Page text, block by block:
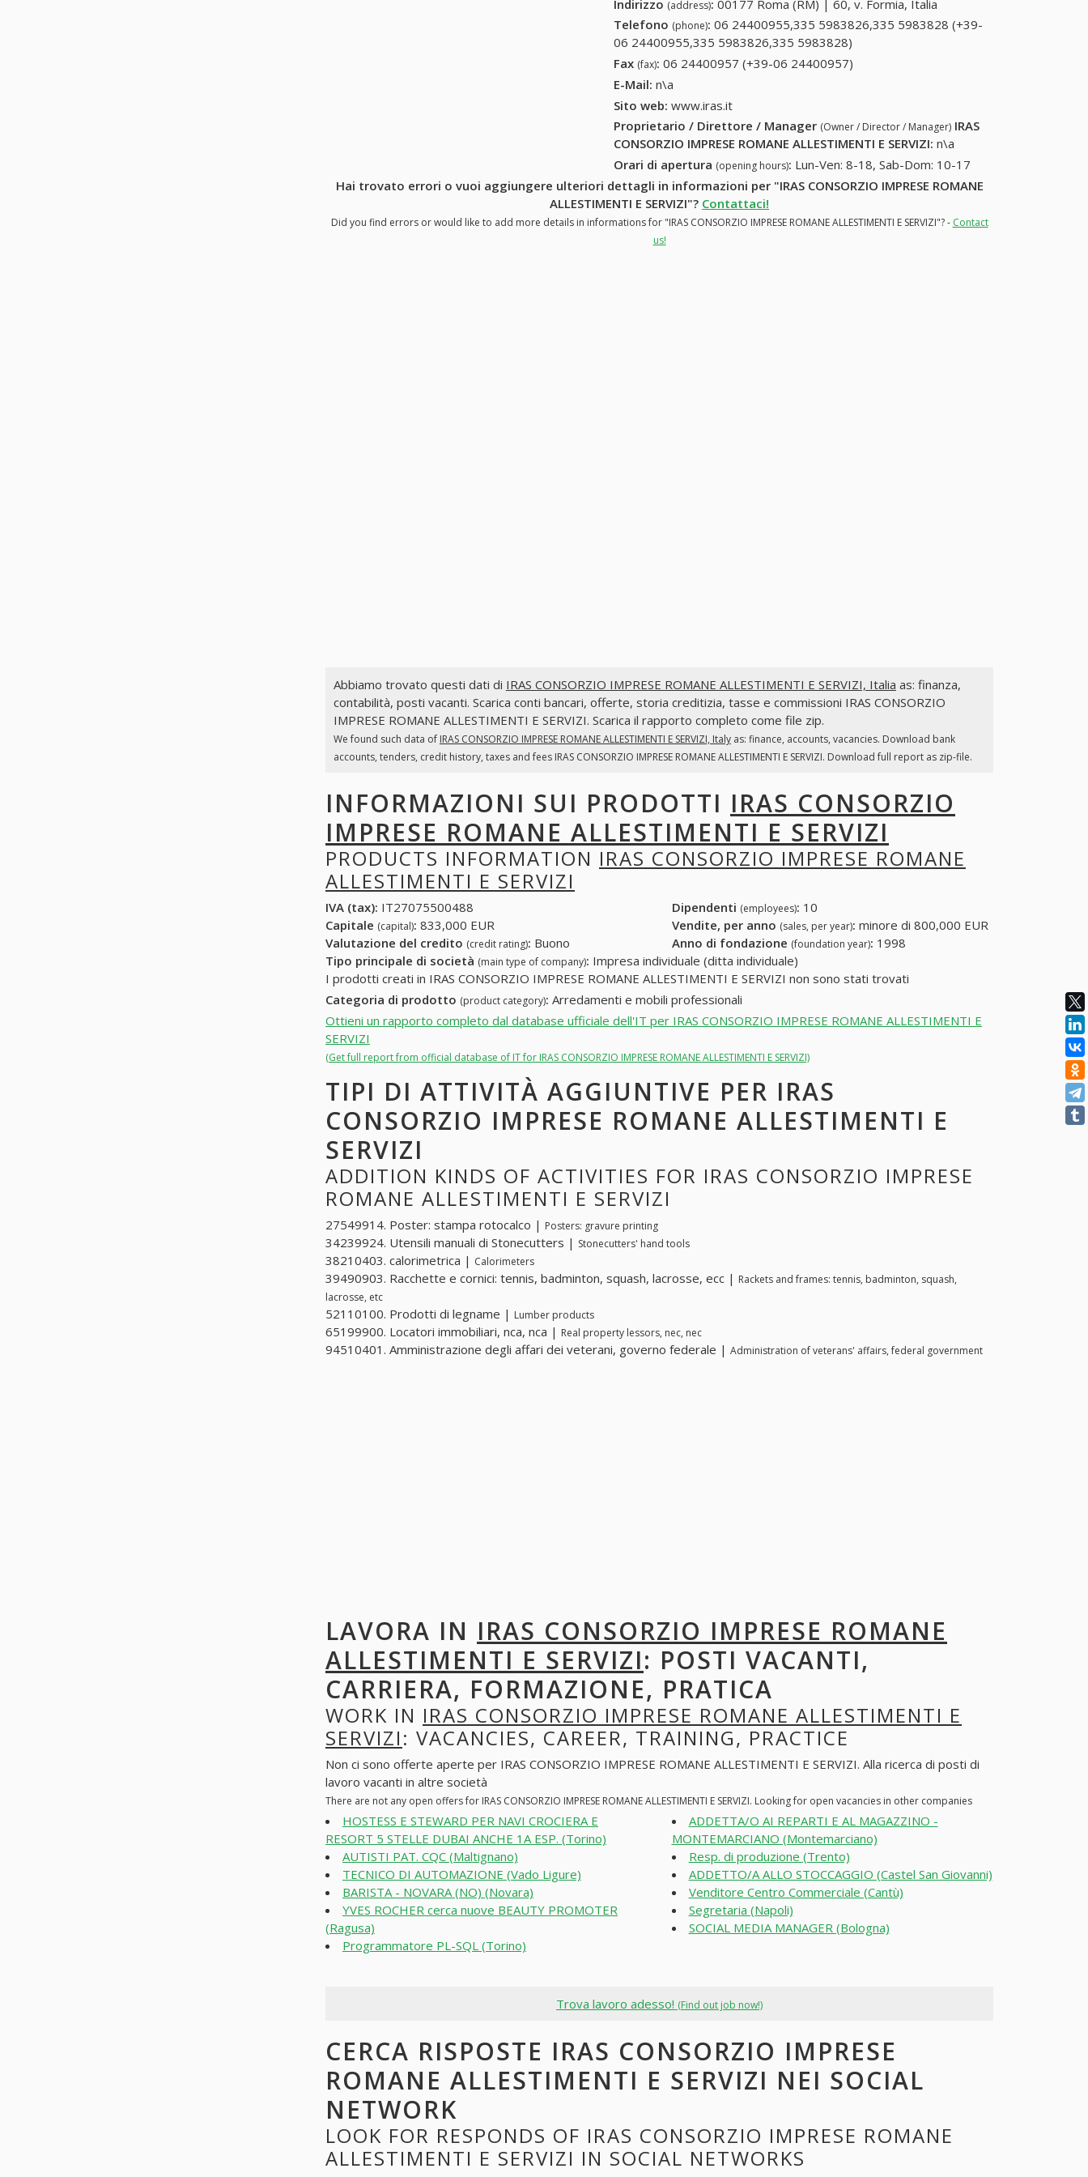
Indirizzo (address): 00177 Roma (RM) | 60, v. Formia, Italia
Telefono (phone): 06 24400955,335 5983826,335 5983828 (+39-
06 24400955,335 5983826,335 5983828)
Fax (fax): 06 24400957 (+39-06 24400957)
E-Mail: n\a
Sito web: www.iras.it
Proprietario / Direttore / Manager (Owner / Director / Manager) IRAS
CONSORZIO IMPRESE ROMANE ALLESTIMENTI E SERVIZI: n\a
Orari di apertura (opening hours): Lun-Ven: 8-18, Sab-Dom: 10-17
Hai trovato errori o vuoi aggiungere ulteriori dettagli in informazioni per "IRAS CONSORZIO IMPRESE ROMANE
ALLESTIMENTI E SERVIZI"? Contattaci!
Did you find errors or would like to add more details in informations for "IRAS CONSORZIO IMPRESE ROMANE ALLESTIMENTI E SERVIZI"? - Contact
us!
Abbiamo trovato questi dati di IRAS CONSORZIO IMPRESE ROMANE ALLESTIMENTI E SERVIZI, Italia as: finanza,
contabilità, posti vacanti. Scarica conti bancari, offerte, storia creditizia, tasse e commissioni IRAS CONSORZIO
IMPRESE ROMANE ALLESTIMENTI E SERVIZI. Scarica il rapporto completo come file zip.
We found such data of IRAS CONSORZIO IMPRESE ROMANE ALLESTIMENTI E SERVIZI, Italyas: finance, accounts, vacancies. Download bank
accounts, tenders, credit history, taxes and fees IRAS CONSORZIO IMPRESE ROMANE ALLESTIMENTI E SERVIZI. Download full report as zip-file.
INFORMAZIONI SUI PRODOTTI IRAS CONSORZIO
IMPRESE ROMANE ALLESTIMENTI E SERVIZI
PRODUCTS INFORMATION IRAS CONSORZIO IMPRESE ROMANE
ALLESTIMENTI E SERVIZI
IVA (tax): IT27075500488 Dipendenti (employees): 10
Capitale (capital): 833,000 EUR Vendite, per anno (sales, per year): minore di 800,000 EUR
Valutazione del credito (credit rating): Buono Anno di fondazione (foundation year): 1998
Tipo principale di società (main type of company): Impresa individuale (ditta individuale)
I prodotti creati in IRAS CONSORZIO IMPRESE ROMANE ALLESTIMENTI E SERVIZI non sono stati trovati
Categoria di prodotto (product category): Arredamenti e mobili professionali
Ottieni un rapporto completo dal database ufficiale dell'IT per IRAS CONSORZIO IMPRESE ROMANE ALLESTIMENTI E
SERVIZI
(Get full report from official database of IT for IRAS CONSORZIO IMPRESE ROMANE ALLESTIMENTI E SERVIZI)
TIPI DI ATTIVITÀ AGGIUNTIVE PER IRAS
CONSORZIO IMPRESE ROMANE ALLESTIMENTI E
SERVIZI
ADDITION KINDS OF ACTIVITIES FOR IRAS CONSORZIO IMPRESE
ROMANE ALLESTIMENTI E SERVIZI
27549914. Poster: stampa rotocalco | Posters: gravure printing
34239924. Utensili manuali di Stonecutters | Stonecutters' hand tools
38210403. calorimetrica | Calorimeters
39490903. Racchette e cornici: tennis, badminton, squash, lacrosse, ecc | Rackets and frames: tennis, badminton, squash,
lacrosse, etc
52110100. Prodotti di legname | Lumber products
65199900. Locatori immobiliari, nca, nca | Real property lessors, nec, nec
94510401. Amministrazione degli affari dei veterani, governo federale | Administration of veterans' affairs, federal government
LAVORA IN IRAS CONSORZIO IMPRESE ROMANE
ALLESTIMENTI E SERVIZI: POSTI VACANTI,
CARRIERA, FORMAZIONE, PRATICA
WORK IN IRAS CONSORZIO IMPRESE ROMANE ALLESTIMENTI E
SERVIZI: VACANCIES, CAREER, TRAINING, PRACTICE
Non ci sono offerte aperte per IRAS CONSORZIO IMPRESE ROMANE ALLESTIMENTI E SERVIZI. Alla ricerca di posti di
lavoro vacanti in altre società
There are not any open offers for IRAS CONSORZIO IMPRESE ROMANE ALLESTIMENTI E SERVIZI. Looking for open vacancies in other companies
HOSTESS E STEWARD PER NAVI CROCIERA E
RESORT 5 STELLE DUBAI ANCHE 1A ESP. (Torino)
AUTISTI PAT. CQC (Maltignano)
TECNICO DI AUTOMAZIONE (Vado Ligure)
BARISTA - NOVARA (NO) (Novara)
YVES ROCHER cerca nuove BEAUTY PROMOTER
(Ragusa)
Programmatore PL-SQL (Torino)
ADDETTA/O AI REPARTI E AL MAGAZZINO -
MONTEMARCIANO (Montemarciano)
Resp. di produzione (Trento)
ADDETTO/A ALLO STOCCAGGIO (Castel San Giovanni)
Venditore Centro Commerciale (Cantù)
Segretaria (Napoli)
SOCIAL MEDIA MANAGER (Bologna)
Trova lavoro adesso! (Find out job now!)
CERCA RISPOSTE IRAS CONSORZIO IMPRESE
ROMANE ALLESTIMENTI E SERVIZI NEI SOCIAL
NETWORK
LOOK FOR RESPONDS OF IRAS CONSORZIO IMPRESE ROMANE
ALLESTIMENTI E SERVIZI IN SOCIAL NETWORKS